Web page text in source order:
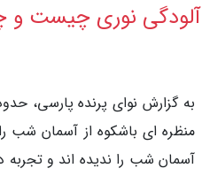
آلودگی نوری چیست و
به گزارش نوای پرنده پارسی،
منظره ای باشکوه از آسمان شب
آسمان شب را ندیده اند و تجربه